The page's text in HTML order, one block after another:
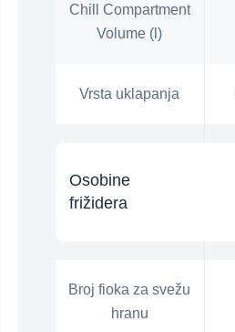
Chill Compartment
Volume (l)
Vrsta uklapanja
Osobine
frižidera
Broj fioka za svežu
hranu